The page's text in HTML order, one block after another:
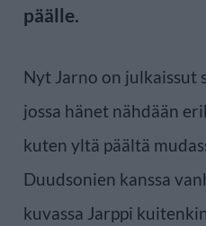
päälle.
Nyt Jarno on julkaissut
jossa hänet nähdään
kuten yltä päältä
Duudsonien kanssa
kuvassa Jarppi